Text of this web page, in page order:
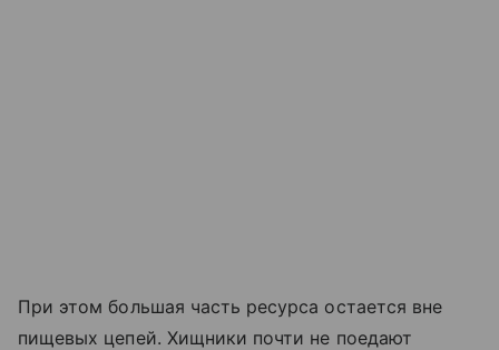
При этом большая часть ресурса остается вне
пищевых цепей. Хищники почти не поедают